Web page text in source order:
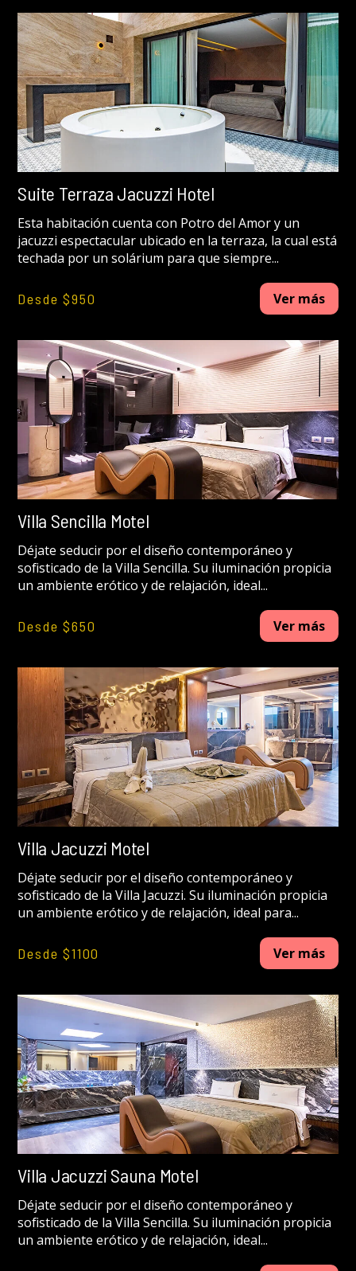
Suite Terraza Jacuzzi Hotel
Esta habitación cuenta con Potro del Amor y un
jacuzzi espectacular ubicado en la terraza, la cual está
techada por un solárium para que siempre...
Desde $950 Ver más
Villa Sencilla Motel
Déjate seducir por el diseño contemporáneo y
sofisticado de la Villa Sencilla. Su iluminación propicia
un ambiente erótico y de relajación, ideal...
Desde $650 Ver más
Villa Jacuzzi Motel
Déjate seducir por el diseño contemporáneo y
sofisticado de la Villa Jacuzzi. Su iluminación propicia
un ambiente erótico y de relajación, ideal para...
Desde $1100 Ver más
Villa Jacuzzi Sauna Motel
Déjate seducir por el diseño contemporáneo y
sofisticado de la Villa Sencilla. Su iluminación propicia
un ambiente erótico y de relajación, ideal...